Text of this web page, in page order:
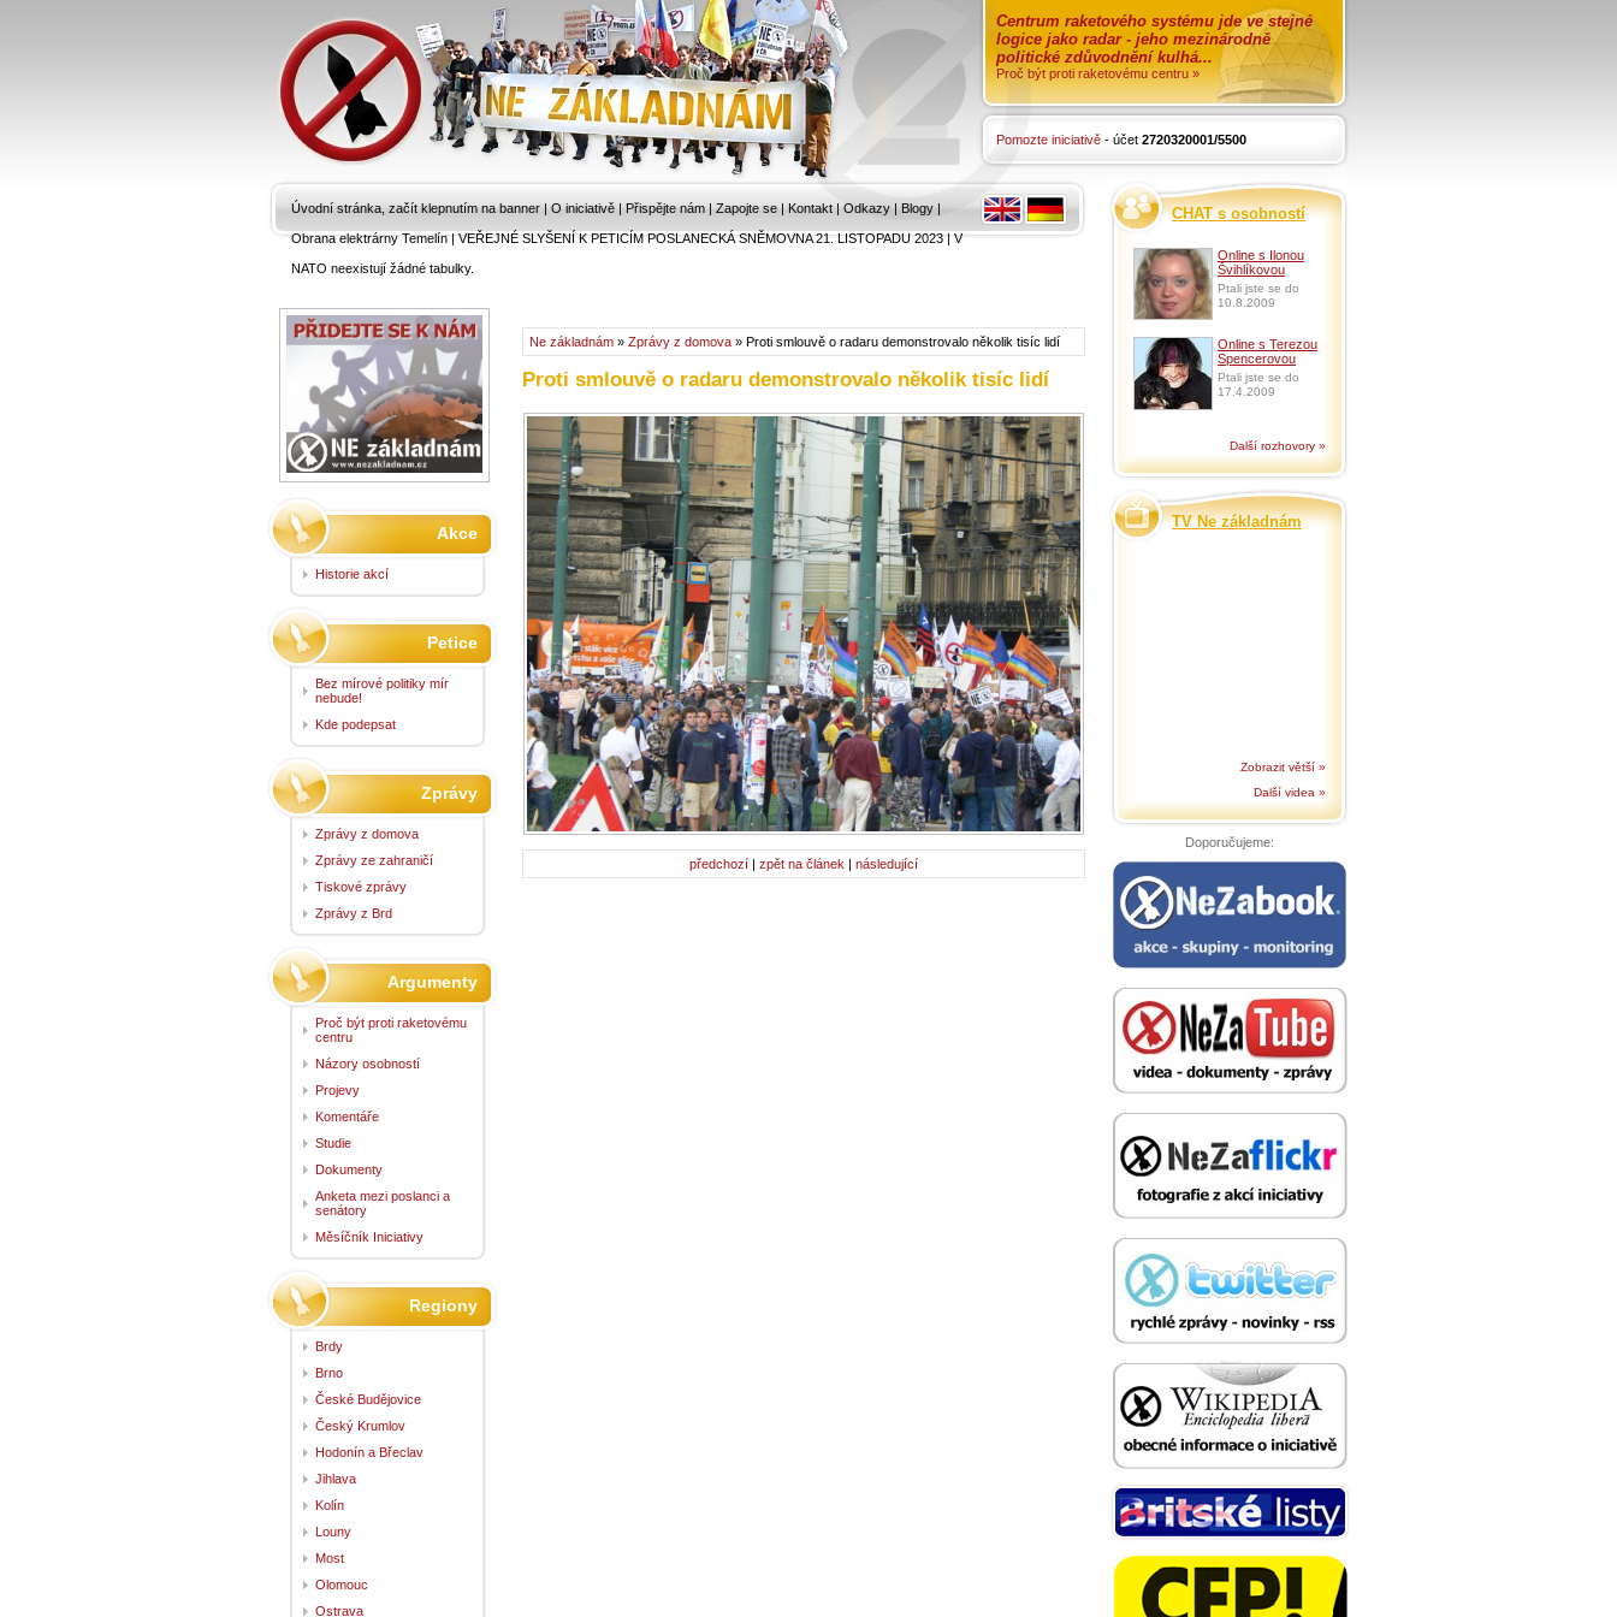
Centrum raketového systému jde ve stejné
logice jako radar - jeho mezinárodně
politické zdůvodnění kulhá...
Proč být proti raketovému centru »
Pomozte iniciativě - účet 2720320001/5500
Úvodní stránka, začít klepnutím na banner | O iniciativě | Přispějte nám | Zapojte se | Kontakt | Odkazy | Blogy |
Obrana elektrárny Temelín|VEŘEJNÉ SLYŠENÍ K PETICÍM POSLANECKÁ SNĚMOVNA 21. LISTOPADU 2023|V
NATO neexistují žádné tabulky.
Ne základnám » Zprávy z domova » Proti smlouvě o radaru demonstrovalo několik tisíc lidí
Proti smlouvě o radaru demonstrovalo několik tisíc lidí
předchozí | zpět na článek | následující
Akce
Historie akcí
Petice
Bez mírové politiky mír
nebude!
Kde podepsat
Zprávy
Zprávy z domova
Zprávy ze zahraničí
Tiskové zprávy
Zprávy z Brd
Argumenty
Proč být proti raketovému
centru
Názory osobností
Projevy
Komentáře
Studie
Dokumenty
Anketa mezi poslanci a
senátory
Měsíčník Iniciativy
Regiony
Brdy
Brno
České Budějovice
Český Krumlov
Hodonín a Břeclav
Jihlava
Kolín
Louny
Most
Olomouc
Ostrava
CHAT s osobností
Online s Ilonou
Švihlíkovou
Ptali jste se do
10.8.2009
Online s Terezou
Spencerovou
Ptali jste se do
17.4.2009
Další rozhovory »
TV Ne základnám
Zobrazit větší »
Další videa »
Doporučujeme: